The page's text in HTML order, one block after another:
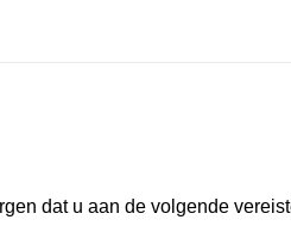
dat u aan de volgende